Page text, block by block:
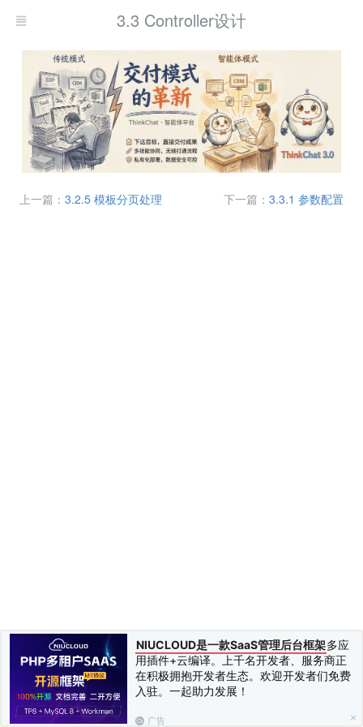
NIUCLOUD是一款SaaS管理后台框架多应
用插件+云编译。上千名开发者、服务商正
在积极拥抱开发者生态。欢迎开发者们免费
入驻。一起助力发展！
广告
3.3 Controller设计
上一篇： 3.2.5 模板分页处理 下一篇： 3.3.1 参数配置